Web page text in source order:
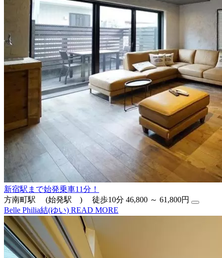
新宿駅まで始発乗車11分！
方南町駅 (始発駅 ) 徒歩10分 46,800 ～ 61,800円
Belle Philia結(ゆい) READ MORE